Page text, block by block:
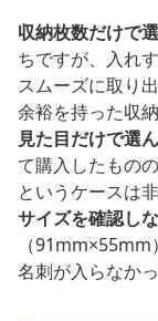
収納枚数だけで
ちですが、入れ
スムーズに取り
余裕を持った収
見た目だけで選
て購入したもの
というケースは
サイズを確認し
（91mm×55mm
名刺が入らなか